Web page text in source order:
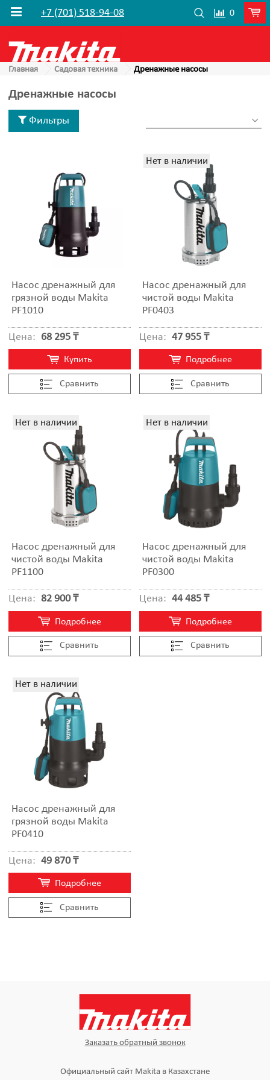
+7 (701) 518-94-08 0
Главная Садовая техника Дренажные насосы
Дренажные насосы
Фильтры
Насос дренажный для
грязной воды Makita
PF1010
Цена: 68 295 ₸
Cравнить
Купить
Нет в наличии
Насос дренажный для
чистой воды Makita
PF0403
Цена: 47 955 ₸
Cравнить
Подробнее
Нет в наличии
Насос дренажный для
чистой воды Makita
PF1100
Цена: 82 900 ₸
Cравнить
Подробнее
Нет в наличии
Насос дренажный для
чистой воды Makita
PF0300
Цена: 44 485 ₸
Cравнить
Подробнее
Нет в наличии
Насос дренажный для
грязной воды Makita
PF0410
Цена: 49 870 ₸
Cравнить
Подробнее
Заказать обратный звонок
Официальный сайт Makita в Казахстане